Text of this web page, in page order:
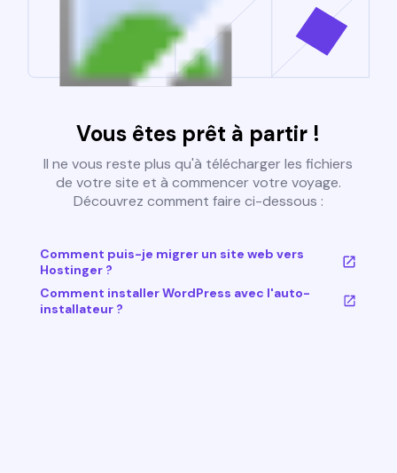
Vous êtes prêt à partir !
Il ne vous reste plus qu'à télécharger les fichiers
de votre site et à commencer votre voyage.
Découvrez comment faire ci-dessous :
Comment puis-je migrer un site web vers
Hostinger ?
Comment installer WordPress avec l'auto-
installateur ?